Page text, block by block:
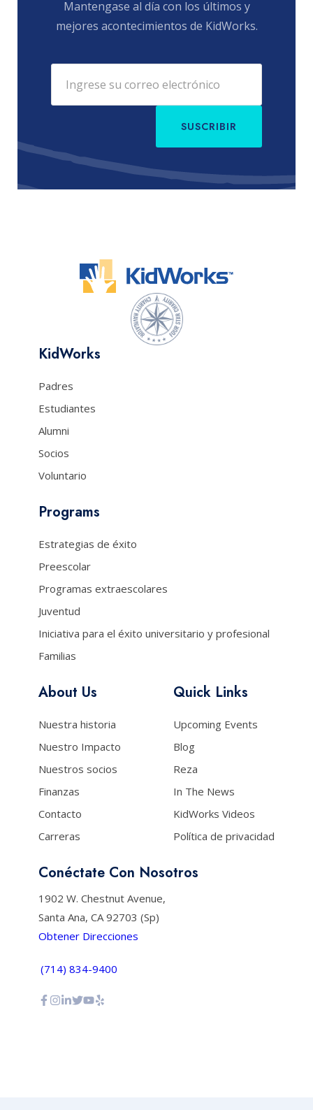
Mantengase al día con los últimos y
mejores acontecimientos de KidWorks.
SUSCRIBIR
KidWorks
Padres
Estudiantes
Alumni
Socios
Voluntario
Programs
Estrategias de éxito
Preescolar
Programas extraescolares
Juventud
Iniciativa para el éxito universitario y profesional
Familias
About Us
Nuestra historia
Nuestro Impacto
Nuestros socios
Finanzas
Contacto
Carreras
Quick Links
Upcoming Events
Blog
Reza
In The News
KidWorks Videos
Política de privacidad
Conéctate Con Nosotros
1902 W. Chestnut Avenue,
Santa Ana, CA 92703 (Sp)
Obtener Direcciones
(714) 834-9400